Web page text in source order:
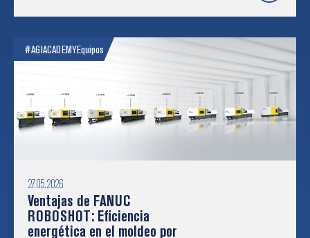
#AGIACADEMYEquipos
27.05.2026
Ventajas de FANUC
ROBOSHOT: Eficiencia
energética en el moldeo por